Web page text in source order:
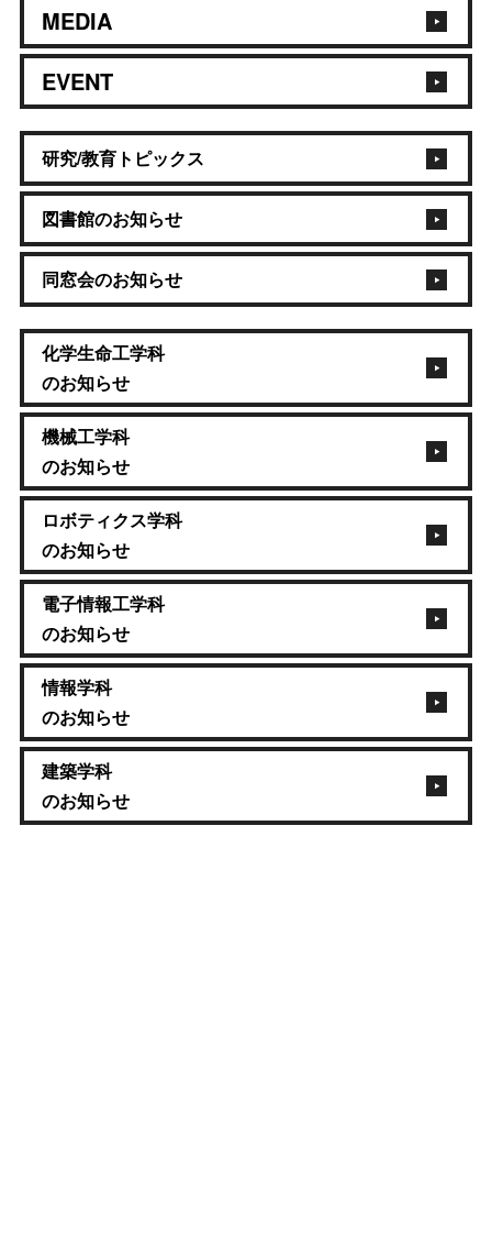
MEDIA
EVENT
研究/教育トピックス
図書館のお知らせ
同窓会のお知らせ
化学生命工学科
のお知らせ
機械工学科
のお知らせ
ロボティクス学科
のお知らせ
電子情報工学科
のお知らせ
情報学科
のお知らせ
建築学科
のお知らせ